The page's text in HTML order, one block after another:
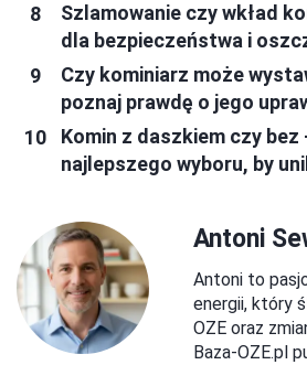
Szlamowanie czy wkład
dla bezpieczeństwa i
Czy kominiarz może
poznaj prawdę o jego
Komin z daszkiem czy
najlepszego wyboru, by
Antoni
Antoni to
energii, który
OZE oraz
Baza-OZE.pl